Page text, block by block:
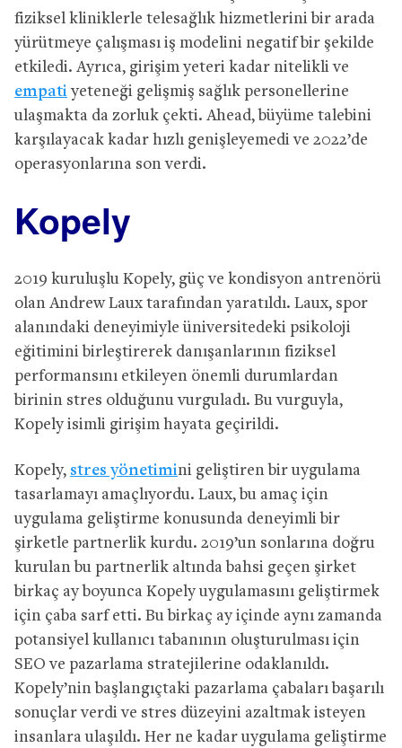
fiziksel kliniklerle telesağlık hizmetlerini bir arada
yürütmeye çalışması iş modelini negatif bir şekilde
etkiledi. Ayrıca, girişim yeteri kadar nitelikli ve
empatiyeteneği gelişmiş sağlık personellerine
ulaşmakta da zorluk çekti. Ahead, büyüme talebini
karşılayacak kadar hızlı genişleyemedi ve 2022’de
operasyonlarına son verdi.
Kopely
2019 kuruluşlu Kopely, güç ve kondisyon antrenörü
olan Andrew Laux tarafından yaratıldı. Laux, spor
alanındaki deneyimiyle üniversitedeki psikoloji
eğitimini birleştirerek danışanlarının fiziksel
performansını etkileyen önemli durumlardan
birinin stres olduğunu vurguladı. Bu vurguyla,
Kopely isimli girişim hayata geçirildi.
Kopely, stres yönetimini geliştiren bir uygulama
tasarlamayı amaçlıyordu. Laux, bu amaç için
uygulama geliştirme konusunda deneyimli bir
şirketle partnerlik kurdu. 2019’un sonlarına doğru
kurulan bu partnerlik altında bahsi geçen şirket
birkaç ay boyunca Kopely uygulamasını geliştirmek
için çaba sarf etti. Bu birkaç ay içinde aynı zamanda
potansiyel kullanıcı tabanının oluşturulması için
SEO ve pazarlama stratejilerine odaklanıldı.
Kopely’nin başlangıçtaki pazarlama çabaları başarılı
sonuçlar verdi ve stres düzeyini azaltmak isteyen
insanlara ulaşıldı. Her ne kadar uygulama geliştirme